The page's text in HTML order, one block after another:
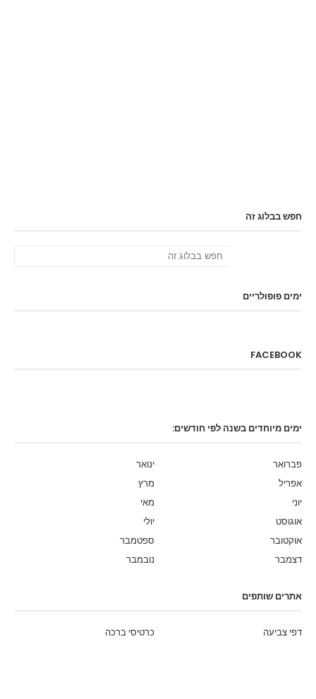
חפש בבלוג זה
ימים פופולריים
FACEBOOK
ימים מיוחדים בשנה לפי חודשים:
ינואר
פברואר
מרץ
אפריל
מאי
יוני
יולי
אוגוסט
ספטמבר
אוקטובר
נובמבר
דצמבר
אתרים שותפים
כרטיסי ברכה דפי צביעה